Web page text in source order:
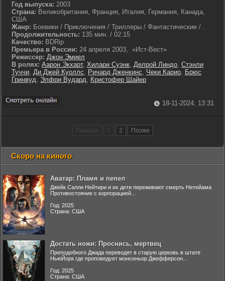
Год выпуска: 2003
Страна: Великобритания, Франция, Италия, Германия, Канада,
США
Жанр: Боевики / Приключения / Триллеры / Фантастические / .
Продолжительность: 135 мин. / 02:15
Качество: BDRip
Премьера в России: 24 апреля 2003, «Ист-Вест»
Режиссер: Джон Эмиел
В ролях: Аарон Экхарт, Хилари Суэнк, Делрой Линдо, Стэнли
Туччи, Ди Джей Куоллс, Ричард Дженкинс, Чеки Карио, Брюс
Гринвуд, Элфри Вудард, Кристофер Шайер
18-11-2024, 13:31
Раньше 2 Позже
Скоро на киного
Аватар: Пламя и пепел
Джейк Салли Нейтири и их дети переживают смерть Нетейама
Противостояние с корпорацией...
Год: 2025
Страна: США
Достать ножи: Проснись, мертвец
Преподобного Джада переводят в старую церковь в штате
НьюЙорк где проповедует монсеньор Джефферсон...
Год: 2025
Страна: США